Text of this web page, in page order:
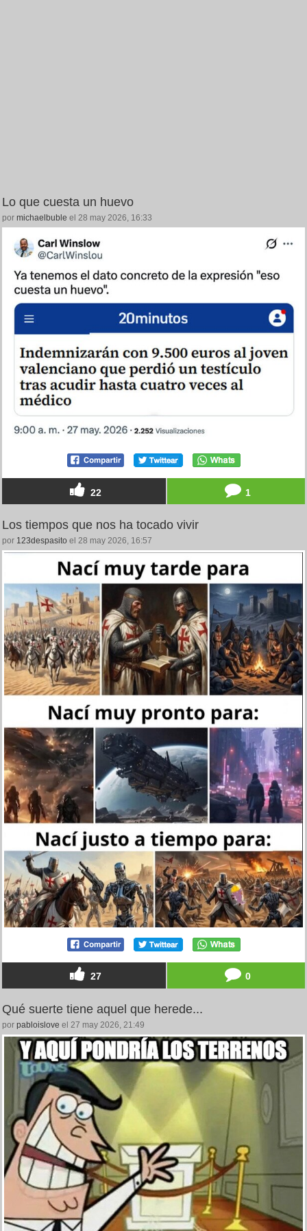
Lo que cuesta un huevo
por michaelbuble el 28 may 2026, 16:33
22 1
Los tiempos que nos ha tocado vivir
por 123despasito el 28 may 2026, 16:57
27 0
Qué suerte tiene aquel que herede...
por pabloislove el 27 may 2026, 21:49